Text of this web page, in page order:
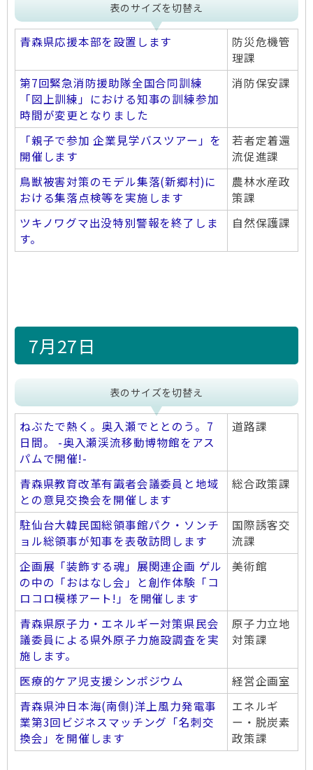
表のサイズを切替え
青森県応援本部を設置します
防災危機管
理課
第7回緊急消防援助隊全国合同訓練
「図上訓練」における知事の訓練参加
時間が変更となりました
消防保安課
「親子で参加 企業見学バスツアー」を
開催します
若者定着還
流促進課
鳥獣被害対策のモデル集落(新郷村)に
おける集落点検等を実施します
農林水産政
策課
ツキノワグマ出没特別警報を終了しま
す。
自然保護課
7月27日
表のサイズを切替え
ねぶたで熱く。奥入瀬でととのう。7
日間。 -奥入瀬渓流移動博物館をアス
パムで開催!-
道路課
青森県教育改革有識者会議委員と地域
との意見交換会を開催します
総合政策課
駐仙台大韓民国総領事館パク・ソンチ
ョル総領事が知事を表敬訪問します
国際誘客交
流課
企画展「装飾する魂」展関連企画 ゲル
の中の「おはなし会」と創作体験「コ
ロコロ模様アート!」を開催します
美術館
青森県原子力・エネルギー対策県民会
議委員による県外原子力施設調査を実
施します。
原子力立地
対策課
医療的ケア児支援シンポジウム
経営企画室
青森県沖日本海(南側)洋上風力発電事
業第3回ビジネスマッチング「名刺交
換会」を開催します
エネルギ
ー・脱炭素
政策課